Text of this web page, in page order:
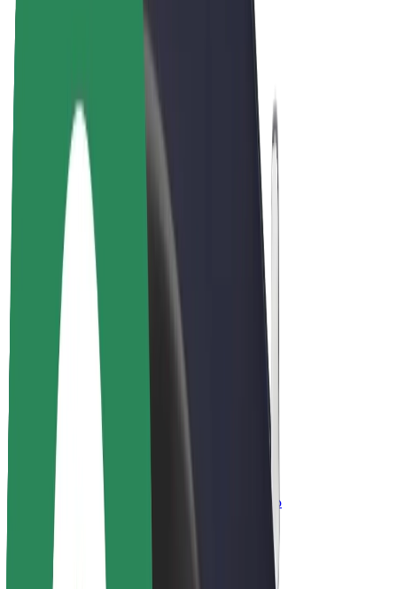
Bolt Food პარტნიორები
ავტოპარკები
ფრენჩაიზი
კომპანია
ვაკანსიები
Bolt-ის შესახებ
Bolt და ეკომეგობრულობა
ნულოვანი პროექტი
ბლოგი
სიახლეები
ბრენდის გზამკვლევი
მისია
ინვესტორებთან ურთიერთობა
ლიდერობა